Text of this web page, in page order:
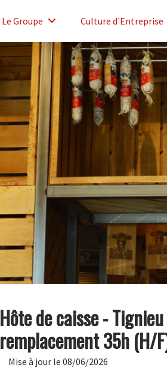
Le Groupe Culture d'Entreprise
Hôte de caisse -
remplacement 35h (H/
Mise à jour le 08/06/2026